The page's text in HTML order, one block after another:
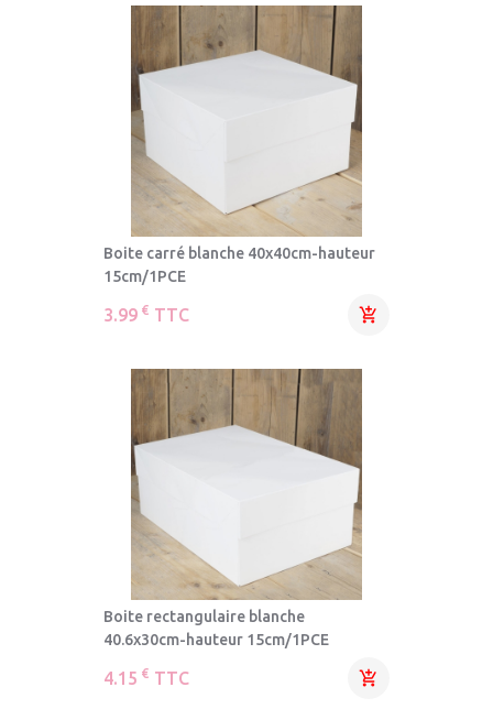
Boite carré blanche 40x40cm-hauteur
15cm/1PCE
3.99 € TTC 
Boite rectangulaire blanche
40.6x30cm-hauteur 15cm/1PCE
4.15 € TTC 